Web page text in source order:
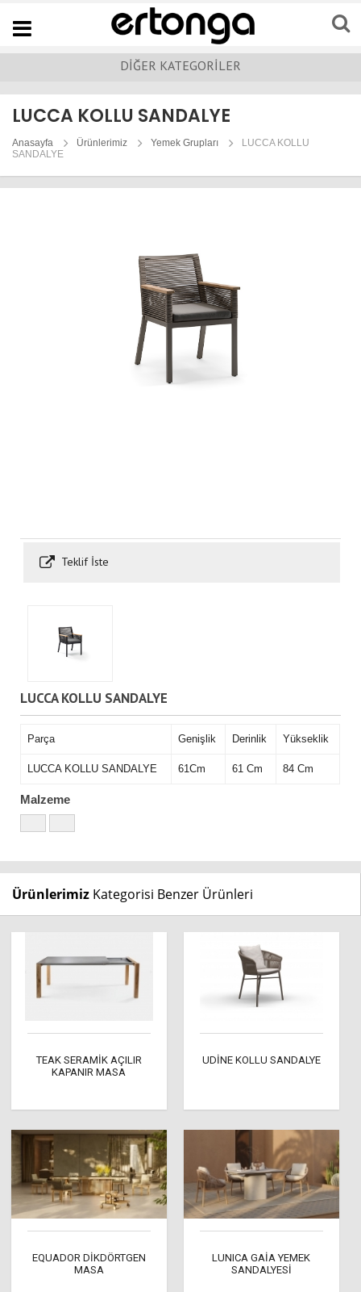
Navigation
DİĞER KATEGORİLER
LUCCA KOLLU SANDALYE
Anasayfa Ürünlerimiz Yemek Grupları
LUCCA KOLLU
SANDALYE
Teklif İste
LUCCA KOLLU SANDALYE
Parça Genişlik Derinlik Yükseklik
LUCCA KOLLU SANDALYE 61Cm 61 Cm 84 Cm
Malzeme
Ürünlerimiz Kategorisi Benzer Ürünleri
TEAK SERAMİK AÇILIR
KAPANIR MASA
UDİNE KOLLU SANDALYE
EQUADOR DİKDÖRTGEN
MASA
LUNICA GAİA YEMEK
SANDALYESİ